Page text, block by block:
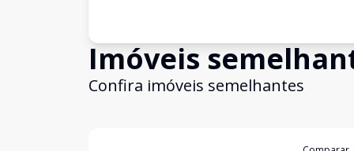
Imóveis
Confira imóveis semelhantes